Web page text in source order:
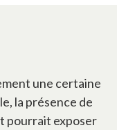
une certaine
la présence de
pourrait exposer